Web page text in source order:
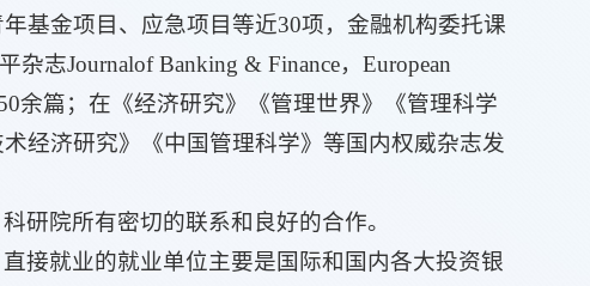
基金项目、应急项目等近30项，金融机构委托课
志Journalof Banking & Finance，European
50余篇；在《经济研究》《管理世界》《管理科学
经济研究》《中国管理科学》等国内权威杂志发
研院所有密切的联系和良好的合作。
接就业的就业单位主要是国际和国内各大投资银